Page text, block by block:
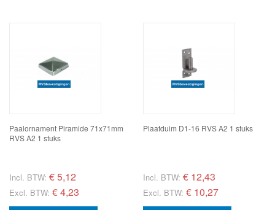
Paalornament Piramide 71x71mm
RVS A2 1 stuks
Incl. BTW: €5,12
Excl. BTW: € 4,23
Plaatduim D1-16 RVS A2 1 stuks
Incl. BTW: € 12,43
Excl. BTW: € 10,27